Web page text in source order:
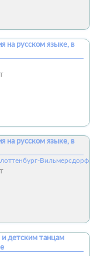
на русском языке, в
на русском языке, в
детским танцам